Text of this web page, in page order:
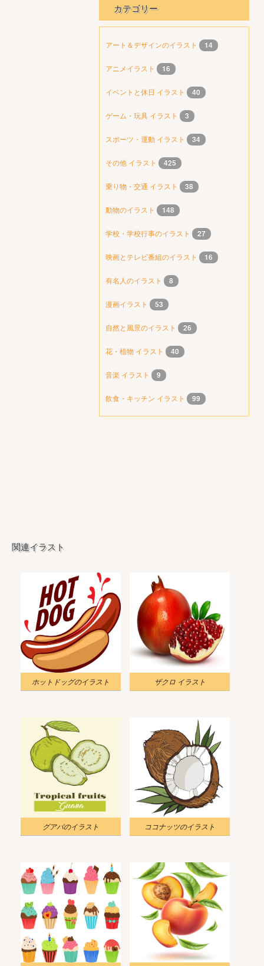
カテゴリー
アート＆デザインのイラスト 14
アニメイラスト 16
イベントと休日 イラスト 40
ゲーム・玩具 イラスト 3
スポーツ・運動 イラスト 34
その他 イラスト 425
乗り物・交通 イラスト 38
動物のイラスト 148
学校・学校行事のイラスト 27
映画とテレビ番組のイラスト 16
有名人のイラスト 8
漫画イラスト 53
自然と風景のイラスト 26
花・植物 イラスト 40
音楽 イラスト 9
飲食・キッチン イラスト 99
関連イラスト
ホットドッグのイラスト ザクロ イラスト
グアバのイラスト ココナッツのイラスト